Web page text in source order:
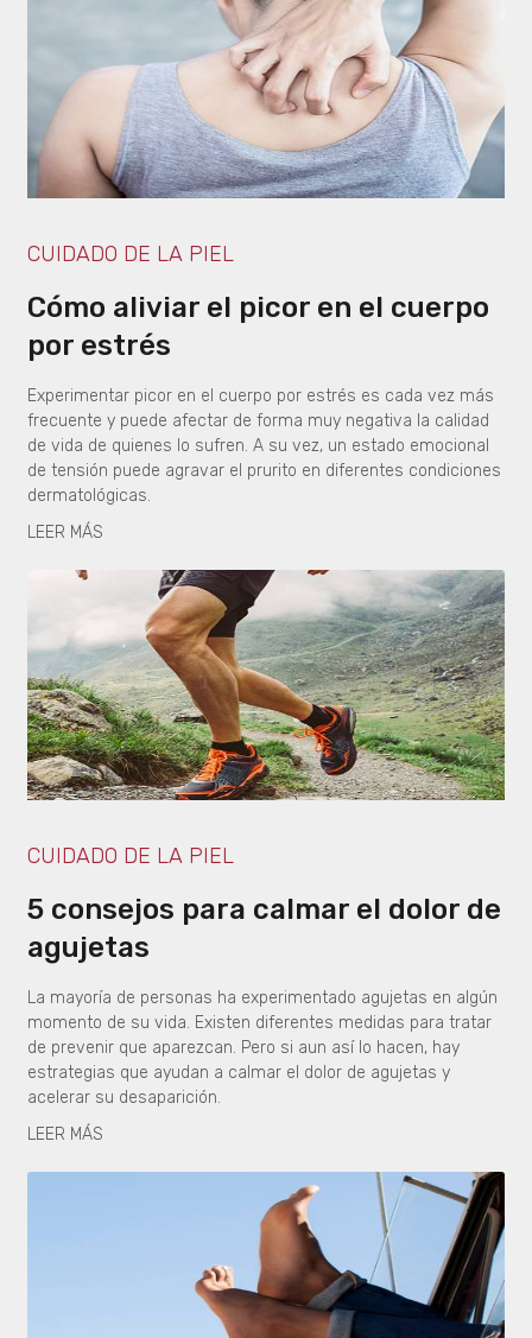
CUIDADO DE LA PIEL
Cómo aliviar el picor en el cuerpo
por estrés
Experimentar picor en el cuerpo por estrés es cada vez más
frecuente y puede afectar de forma muy negativa la calidad
de vida de quienes lo sufren. A su vez, un estado emocional
de tensión puede agravar el prurito en diferentes condiciones
dermatológicas.
LEER MÁS
CUIDADO DE LA PIEL
5 consejos para calmar el dolor de
agujetas
La mayoría de personas ha experimentado agujetas en algún
momento de su vida. Existen diferentes medidas para tratar
de prevenir que aparezcan. Pero si aun así lo hacen, hay
estrategias que ayudan a calmar el dolor de agujetas y
acelerar su desaparición.
LEER MÁS